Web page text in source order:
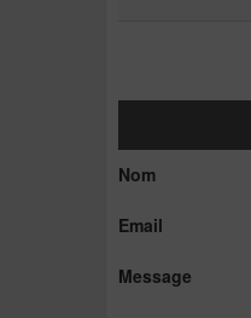
Nom
Email
Message